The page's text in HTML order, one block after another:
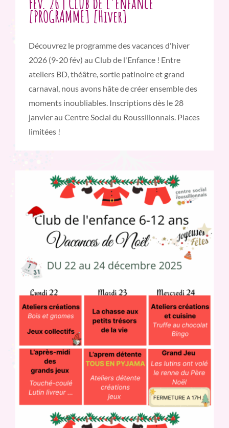
[PROGRAMME] [Hiver]
Découvrez le programme des vacances d'hiver
2026 (9-20 fév) au Club de l'Enfance ! Entre
ateliers BD, théâtre, sortie patinoire et grand
carnaval, nous avons hâte de créer ensemble des
moments inoubliables. Inscriptions dès le 28
janvier au Centre Social du Roussillonnais. Places
limitées !